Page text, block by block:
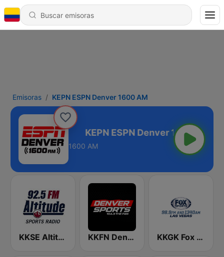
Emisoras KEPN ESPN Denver 1600 AM
1600 AM
1600 AM
KKSE Altitude Sports Radio KKFN Denver's Sports 104.3 The Fan KKGK Fox Sports Radio 1340 AM